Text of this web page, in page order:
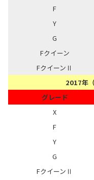
F
Y
G
Fクイーン
FクイーンⅡ
2017年
グレード
X
F
Y
G
FクイーンⅡ